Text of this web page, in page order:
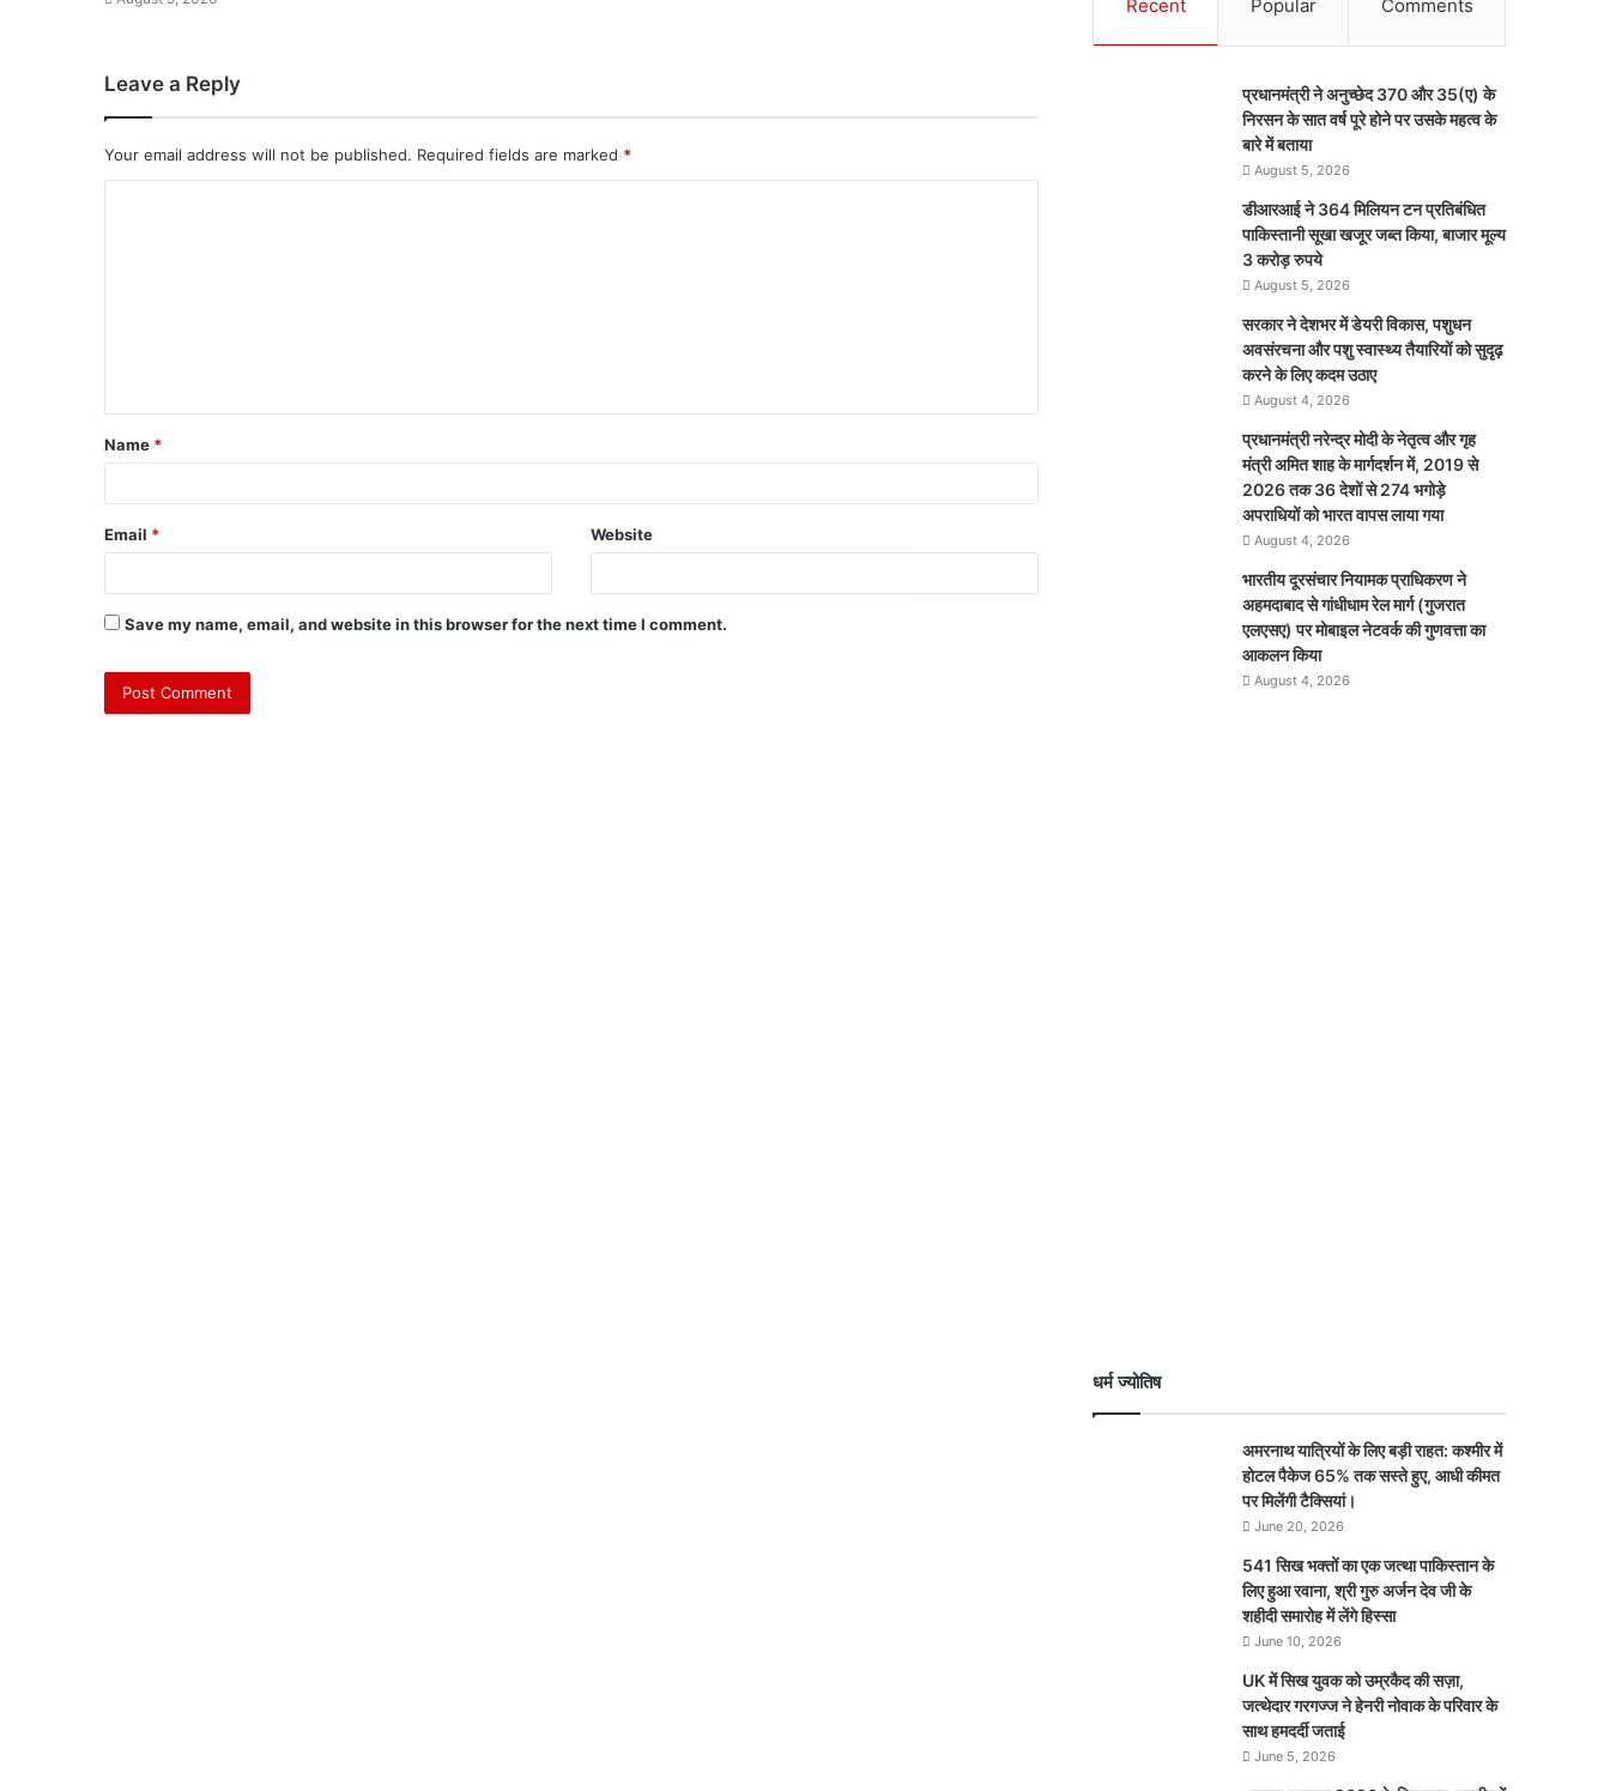
Leave a Reply
Your email address will not be published. Required fields are marked *
Name *
Email * Website
Save my name, email, and website in this browser for the next time I comment.
Recent Popular Comments
प्रधानमंत्री ने अनुच्छेद 370 और 35(ए) के
निरसन के सात वर्ष पूरे होने पर उसके महत्व के
बारे में बताया
August 5, 2026
डीआरआई ने 364 मिलियन टन प्रतिबंधित
पाकिस्तानी सूखा खजूर जब्त किया, बाजार मूल्य
3 करोड़ रुपये
August 5, 2026
सरकार ने देशभर में डेयरी विकास, पशुधन
अवसंरचना और पशु स्वास्थ्य तैयारियों को सुदृढ़
करने के लिए कदम उठाए
August 4, 2026
प्रधानमंत्री नरेन्द्र मोदी के नेतृत्व और गृह
मंत्री अमित शाह के मार्गदर्शन में, 2019 से
2026 तक 36 देशों से 274 भगोड़े
अपराधियों को भारत वापस लाया गया
August 4, 2026
भारतीय दूरसंचार नियामक प्राधिकरण ने
अहमदाबाद से गांधीधाम रेल मार्ग (गुजरात
एलएसए) पर मोबाइल नेटवर्क की गुणवत्ता का
आकलन किया
August 4, 2026
धर्म ज्योतिष
अमरनाथ यात्रियों के लिए बड़ी राहत: कश्मीर में
होटल पैकेज 65% तक सस्ते हुए, आधी कीमत
पर मिलेंगी टैक्सियां।
June 20, 2026
541 सिख भक्तों का एक जत्था पाकिस्तान के
लिए हुआ रवाना, श्री गुरु अर्जन देव जी के
शहीदी समारोह में लेंगे हिस्सा
June 10, 2026
UK में सिख युवक को उम्रकैद की सज़ा,
जत्थेदार गरगज्ज ने हेनरी नोवाक के परिवार के
साथ हमदर्दी जताई
June 5, 2026